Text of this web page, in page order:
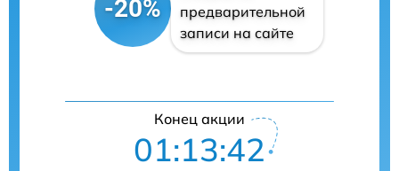
-20%
предварительной
записи на сайте
Конец акции
01:13:41